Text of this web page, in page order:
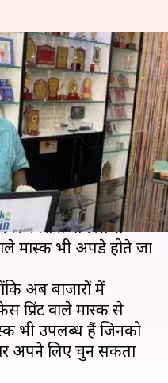
लगे मोती,
पर दिख रही
आउटफिट डिजाइन
कोरोना वायरस से
मास्क भी अपग्रेड होते जा
अब बाजारों में
प्रिंट वाले मास्क से
भी उपलब्ध हैं जिनको
अपने लिए चुन सकता